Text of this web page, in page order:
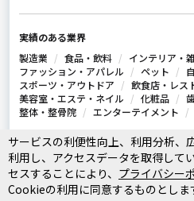
実績のある業界
製造業
食品・飲料 インテリア・
ファッション・アパレル
ペット
スポーツ・アウトドア
飲食店・レス
美容室・エステ・ネイル
化粧品
整体・整骨院
エンターテイメント
代表取締役 岩本 実
一枚岩（ROCK）の4つの約束
サービスの利便性向上、利用分析、
利用し、アクセスデータを取得して
セスすることにより、 プライバシー
Cookieの利用に同意するものとしま